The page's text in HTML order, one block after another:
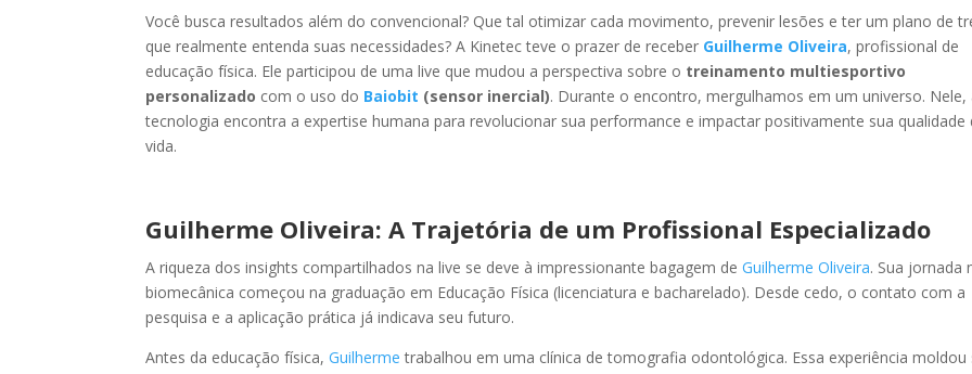
Você busca resultados além do convencional? Que tal otimizar cada movimento, prevenir lesões e ter um plano de
que realmente entenda suas necessidades? A Kinetec teve o prazer de receber Guilherme Oliveira, profissional de
educação física. Ele participou de uma live que mudou a perspectiva sobre o treinamento multiesportivo
personalizado com o uso do Baiobit (sensor inercial). Durante o encontro, mergulhamos em um universo. Nele,
tecnologia encontra a expertise humana para revolucionar sua performance e impactar positivamente sua qualidade
vida.
Guilherme Oliveira: A Trajetória de um Profissional Especializado
A riqueza dos insights compartilhados na live se deve à impressionante bagagem deGuilherme Oliveira. Sua jornada
biomecânica começou na graduação em Educação Física (licenciatura e bacharelado). Desde cedo, o contato com a
pesquisa e a aplicação prática já indicava seu futuro.
Antes da educação física,Guilherme trabalhou em uma clínica de tomografia odontológica. Essa experiência moldou